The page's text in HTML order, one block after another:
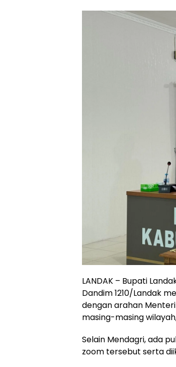
LANDAK – Bupati
Dandim 1210/Landak
dengan arahan
masing-masing
Selain Mendagri, ada
zoom tersebut serta